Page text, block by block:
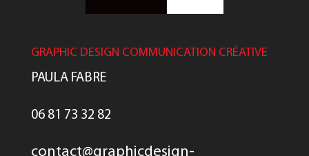
GRAPHIC DESIGN COMMUNICATION CRÉATIVE
PAULA FABRE
06 81 73 32 82
contact@graphicdesign-